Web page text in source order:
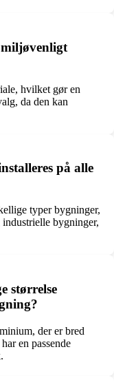
hvilket gør en
da den kan
på alle
typer bygninger,
bygninger,
størrelse
der er bred
en passende